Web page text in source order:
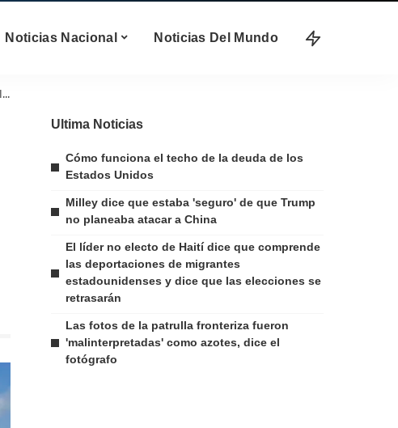
Noticias Nacional Noticias Del Mundo
Ultima Noticias
Cómo funciona el techo de la deuda de los
Estados Unidos
Milley dice que estaba 'seguro' de que Trump
no planeaba atacar a China
El líder no electo de Haití dice que comprende
las deportaciones de migrantes
estadounidenses y dice que las elecciones se
retrasarán
Las fotos de la patrulla fronteriza fueron
'malinterpretadas' como azotes, dice el
fotógrafo